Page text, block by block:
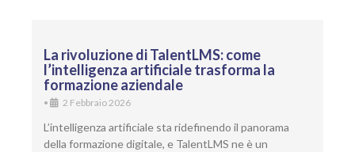
La rivoluzione di TalentLMS: come
l’intelligenza artificiale trasforma la
formazione aziendale
• 2 Febbraio 2026
L’intelligenza artificiale sta ridefinendo il panorama
della formazione digitale, e TalentLMS ne è un